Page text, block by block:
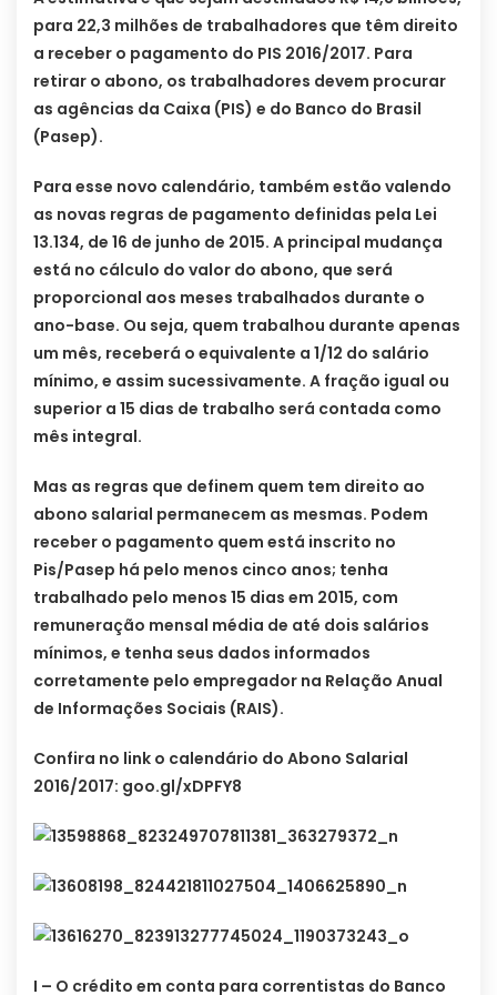
para 22,3 milhões de trabalhadores que têm direito
a receber o pagamento do PIS 2016/2017. Para
retirar o abono, os trabalhadores devem procurar
as agências da Caixa (PIS) e do Banco do Brasil
(Pasep).
Para esse novo calendário, também estão valendo
as novas regras de pagamento definidas pela Lei
13.134, de 16 de junho de 2015. A principal mudança
está no cálculo do valor do abono, que será
proporcional aos meses trabalhados durante o
ano-base. Ou seja, quem trabalhou durante apenas
um mês, receberá o equivalente a 1/12 do salário
mínimo, e assim sucessivamente. A fração igual ou
superior a 15 dias de trabalho será contada como
mês integral.
Mas as regras que definem quem tem direito ao
abono salarial permanecem as mesmas. Podem
receber o pagamento quem está inscrito no
Pis/Pasep há pelo menos cinco anos; tenha
trabalhado pelo menos 15 dias em 2015, com
remuneração mensal média de até dois salários
mínimos, e tenha seus dados informados
corretamente pelo empregador na Relação Anual
de Informações Sociais (RAIS).
Confira no link o calendário do Abono Salarial
2016/2017: goo.gl/xDPFY8
I – O crédito em conta para correntistas do Banco